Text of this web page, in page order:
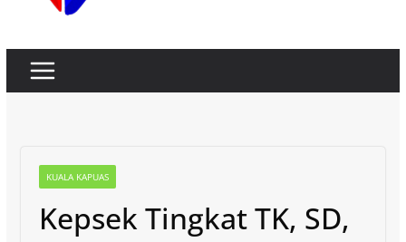
KUALA KAPUAS
Kepsek Tingkat TK, SD,